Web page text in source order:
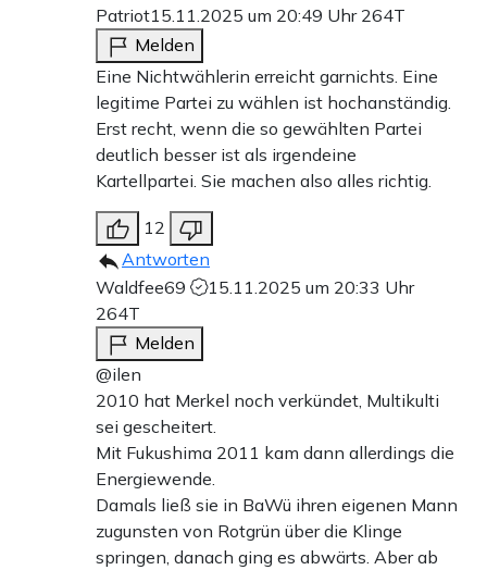
Patriot15.11.2025 um 20:49 Uhr 264T
Melden
Eine Nichtwählerin erreicht garnichts. Eine
legitime Partei zu wählen ist hochanständig.
Erst recht, wenn die so gewählten Partei
deutlich besser ist als irgendeine
Kartellpartei. Sie machen also alles richtig.
12
Antworten
Waldfee69
15.11.2025 um 20:33 Uhr
264T
Melden
@ilen
2010 hat Merkel noch verkündet, Multikulti
sei gescheitert.
Mit Fukushima 2011 kam dann allerdings die
Energiewende.
Damals ließ sie in BaWü ihren eigenen Mann
zugunsten von Rotgrün über die Klinge
springen, danach ging es abwärts. Aber ab